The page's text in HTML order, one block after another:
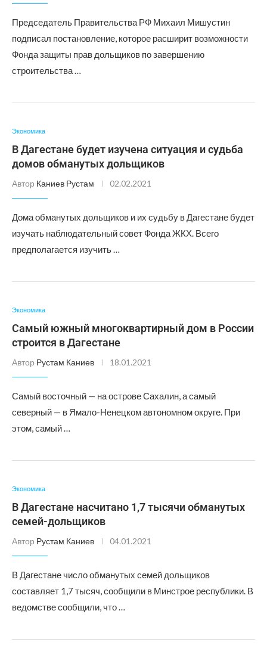
Председатель Правительства РФ Михаил Мишустин
подписал постановление, которое расширит возможности
Фонда защиты прав дольщиков по завершению
строительства …
Экономика
В Дагестане будет изучена ситуация и судьба
домов обманутых дольщиков
Автор Каниев Рустам 02.02.2021
Дома обманутых дольщиков и их судьбу в Дагестане будет
изучать наблюдательный совет Фонда ЖКХ. Всего
предполагается изучить …
Экономика
Самый южный многоквартирный дом в России
строится в Дагестане
Автор Рустам Каниев 18.01.2021
Самый восточный — на острове Сахалин, а самый
северный — в Ямало-Ненецком автономном округе. При
этом, самый …
Экономика
В Дагестане насчитано 1,7 тысячи обманутых
семей-дольщиков
Автор Рустам Каниев 04.01.2021
В Дагестане число обманутых семей дольщиков
составляет 1,7 тысяч, сообщили в Минстрое республики. В
ведомстве сообщили, что …